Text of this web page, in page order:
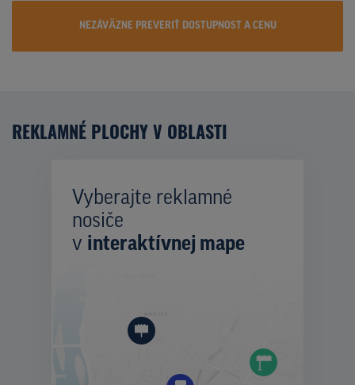
NEZÁVÄZNE PREVERIŤ DOSTUPNOST A CENU
REKLAMNÉ PLOCHY V OBLASTI
Vyberajte reklamné
nosiče
v interaktívnej mape